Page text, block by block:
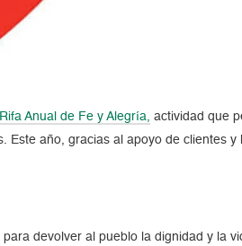
Anual de Fe y Alegría,
actividad que
año, gracias al apoyo de clientes y
devolver al pueblo la dignidad y la